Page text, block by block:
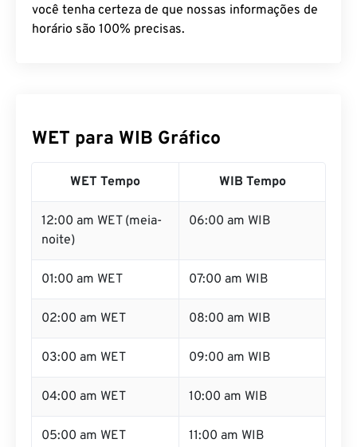
você tenha certeza de que nossas informações de
horário são 100% precisas.
WET para WIB Gráfico
WET Tempo WIB Tempo
12:00 am WET (meia-
noite)
06:00 am WIB
01:00 am WET 07:00 am WIB
02:00 am WET 08:00 am WIB
03:00 am WET 09:00 am WIB
04:00 am WET 10:00 am WIB
05:00 am WET 11:00 am WIB